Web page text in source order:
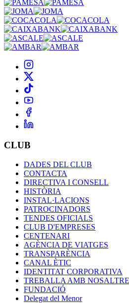
CLUB
DADES DEL CLUB
CONTACTA
DIRECTIVA I CONSELL
HISTÒRIA
INSTAL·LACIONS
PATROCINADORS
TENDES OFICIALS
CLUB D'EMPRESES
CENTENARI
AGÈNCIA DE VIATGES
TRANSPARÈNCIA
CANAL ÈTIC
IDENTITAT CORPORATIVA
TREBALLA AMB
FUNDACIÓ
Delegat del Menor